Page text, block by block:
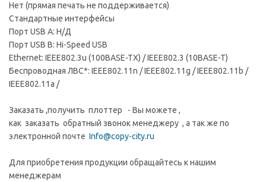
Нет (прямая печать не поддерживается)
Стандартные интерфейсы
Порт USB A: Н/Д
Порт USB B: Hi-Speed USB
Ethernet: IEEE802.3u (100BASE-TX) / IEEE802.3 (10BASE-T)
Беспроводная ЛВС*: IEEE802.11n / IEEE802.11g / IEEE802.11b /
IEEE802.11a /
Заказать ,получить плоттер - Вы можете ,
как заказать обратный звонок менеджеру , а так же по
электронной почте Info@copy-city.ru
Для приобретения продукции обращайтесь к нашим
менеджерам